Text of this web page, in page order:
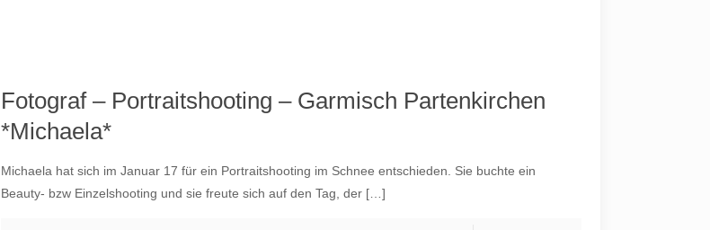
Fotograf – Portraitshooting – Garmisch Partenkirchen
*Michaela*
Michaela hat sich im Januar 17 für ein Portraitshooting im Schnee entschieden. Sie buchte ein
Beauty- bzw Einzelshooting und sie freute sich auf den Tag, der[…]